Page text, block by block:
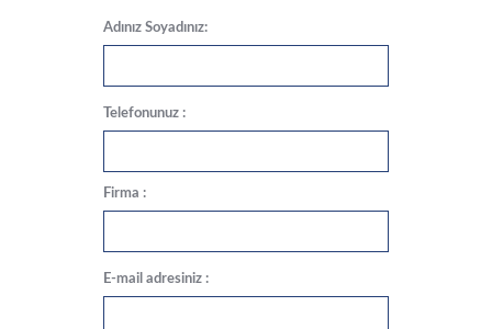
Adınız Soyadınız:
Telefonunuz :
Firma :
E-mail adresiniz :